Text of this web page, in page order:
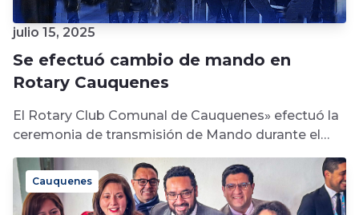
julio 15, 2025
Se efectuó cambio de mando en
Rotary Cauquenes
El Rotary Club Comunal de Cauquenes» efectuó la
ceremonia de transmisión de Mando durante el
Cauquenes